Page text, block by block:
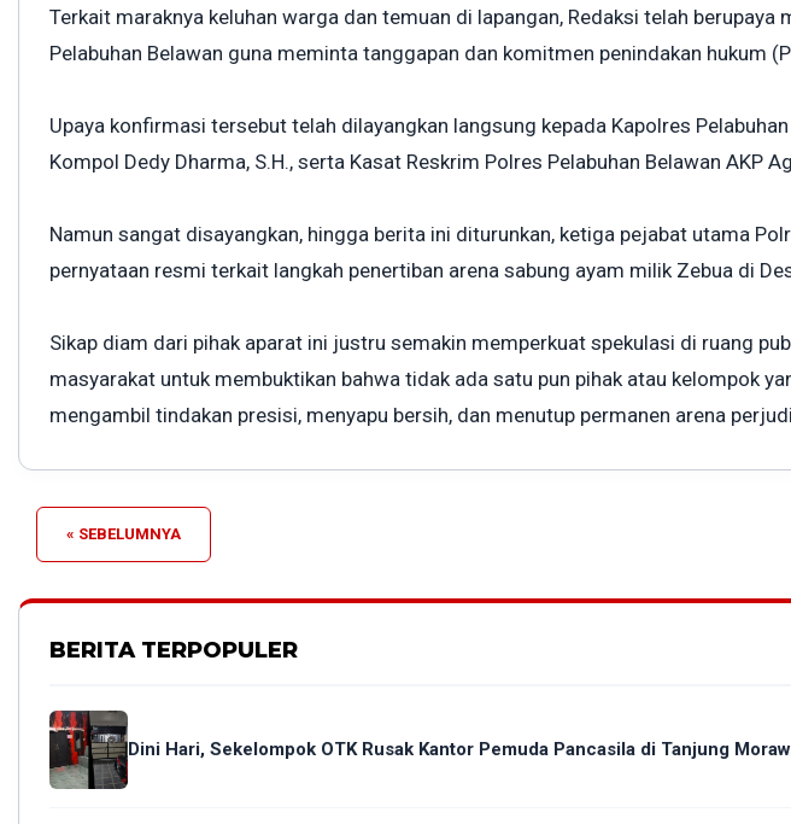
Terkait maraknya keluhan warga dan temuan di lapangan, Redaksi telah
Pelabuhan Belawan guna meminta tanggapan dan komitmen penindakan hukum
Upaya konfirmasi tersebut telah dilayangkan langsung kepada Kapolres
Kompol Dedy Dharma, S.H., serta Kasat Reskrim Polres Pelabuhan Belawan AKP
Namun sangat disayangkan, hingga berita ini diturunkan, ketiga pejabat utama
pernyataan resmi terkait langkah penertiban arena sabung ayam milik Zebua di
Sikap diam dari pihak aparat ini justru semakin memperkuat spekulasi di ruang
masyarakat untuk membuktikan bahwa tidak ada satu pun pihak atau kelompok
mengambil tindakan presisi, menyapu bersih, dan menutup permanen arena
« SEBELUMNYA
BERITA TERPOPULER
Dini Hari, Sekelompok OTK Rusak Kantor Pemuda Pancasila di Tanjung